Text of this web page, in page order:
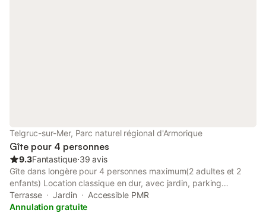
Telgruc-sur-Mer, Parc naturel régional d'Armorique
Gîte pour 4 personnes
9.3Fantastique⋅39 avis
Gîte dans longère pour 4 personnes maximum(2 adultes et 2
enfants) Location classique en dur, avec jardin, parking
voitures. Vue sur baie de Douarnenez. Commerces à 2,5kms.
Divers loisirs. Location toute l'année. -La chambre comprend 1
Terrasse Jardin
Accessible PMR
Annulation gratuite